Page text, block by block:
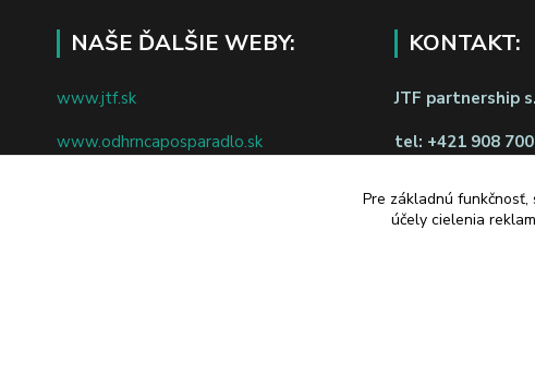
NAŠE ĎALŠIE WEBY:
www.jtf.sk
www.odhrncaposparadlo.sk
KONTAKT:
JTF partnership
tel: +421 908
napíšte nám
Odstúpiť od
Pre základnú
účely cielenia